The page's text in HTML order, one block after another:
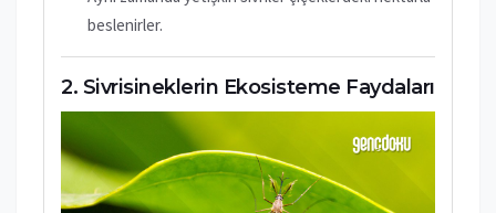
beslenirler.
Sivrisineklerin Ekosisteme Faydaları